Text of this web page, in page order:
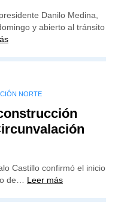
Danilo Medina,
y abierto al tránsito
NORTE
Castillo confirmó el inicio
de… Leer más